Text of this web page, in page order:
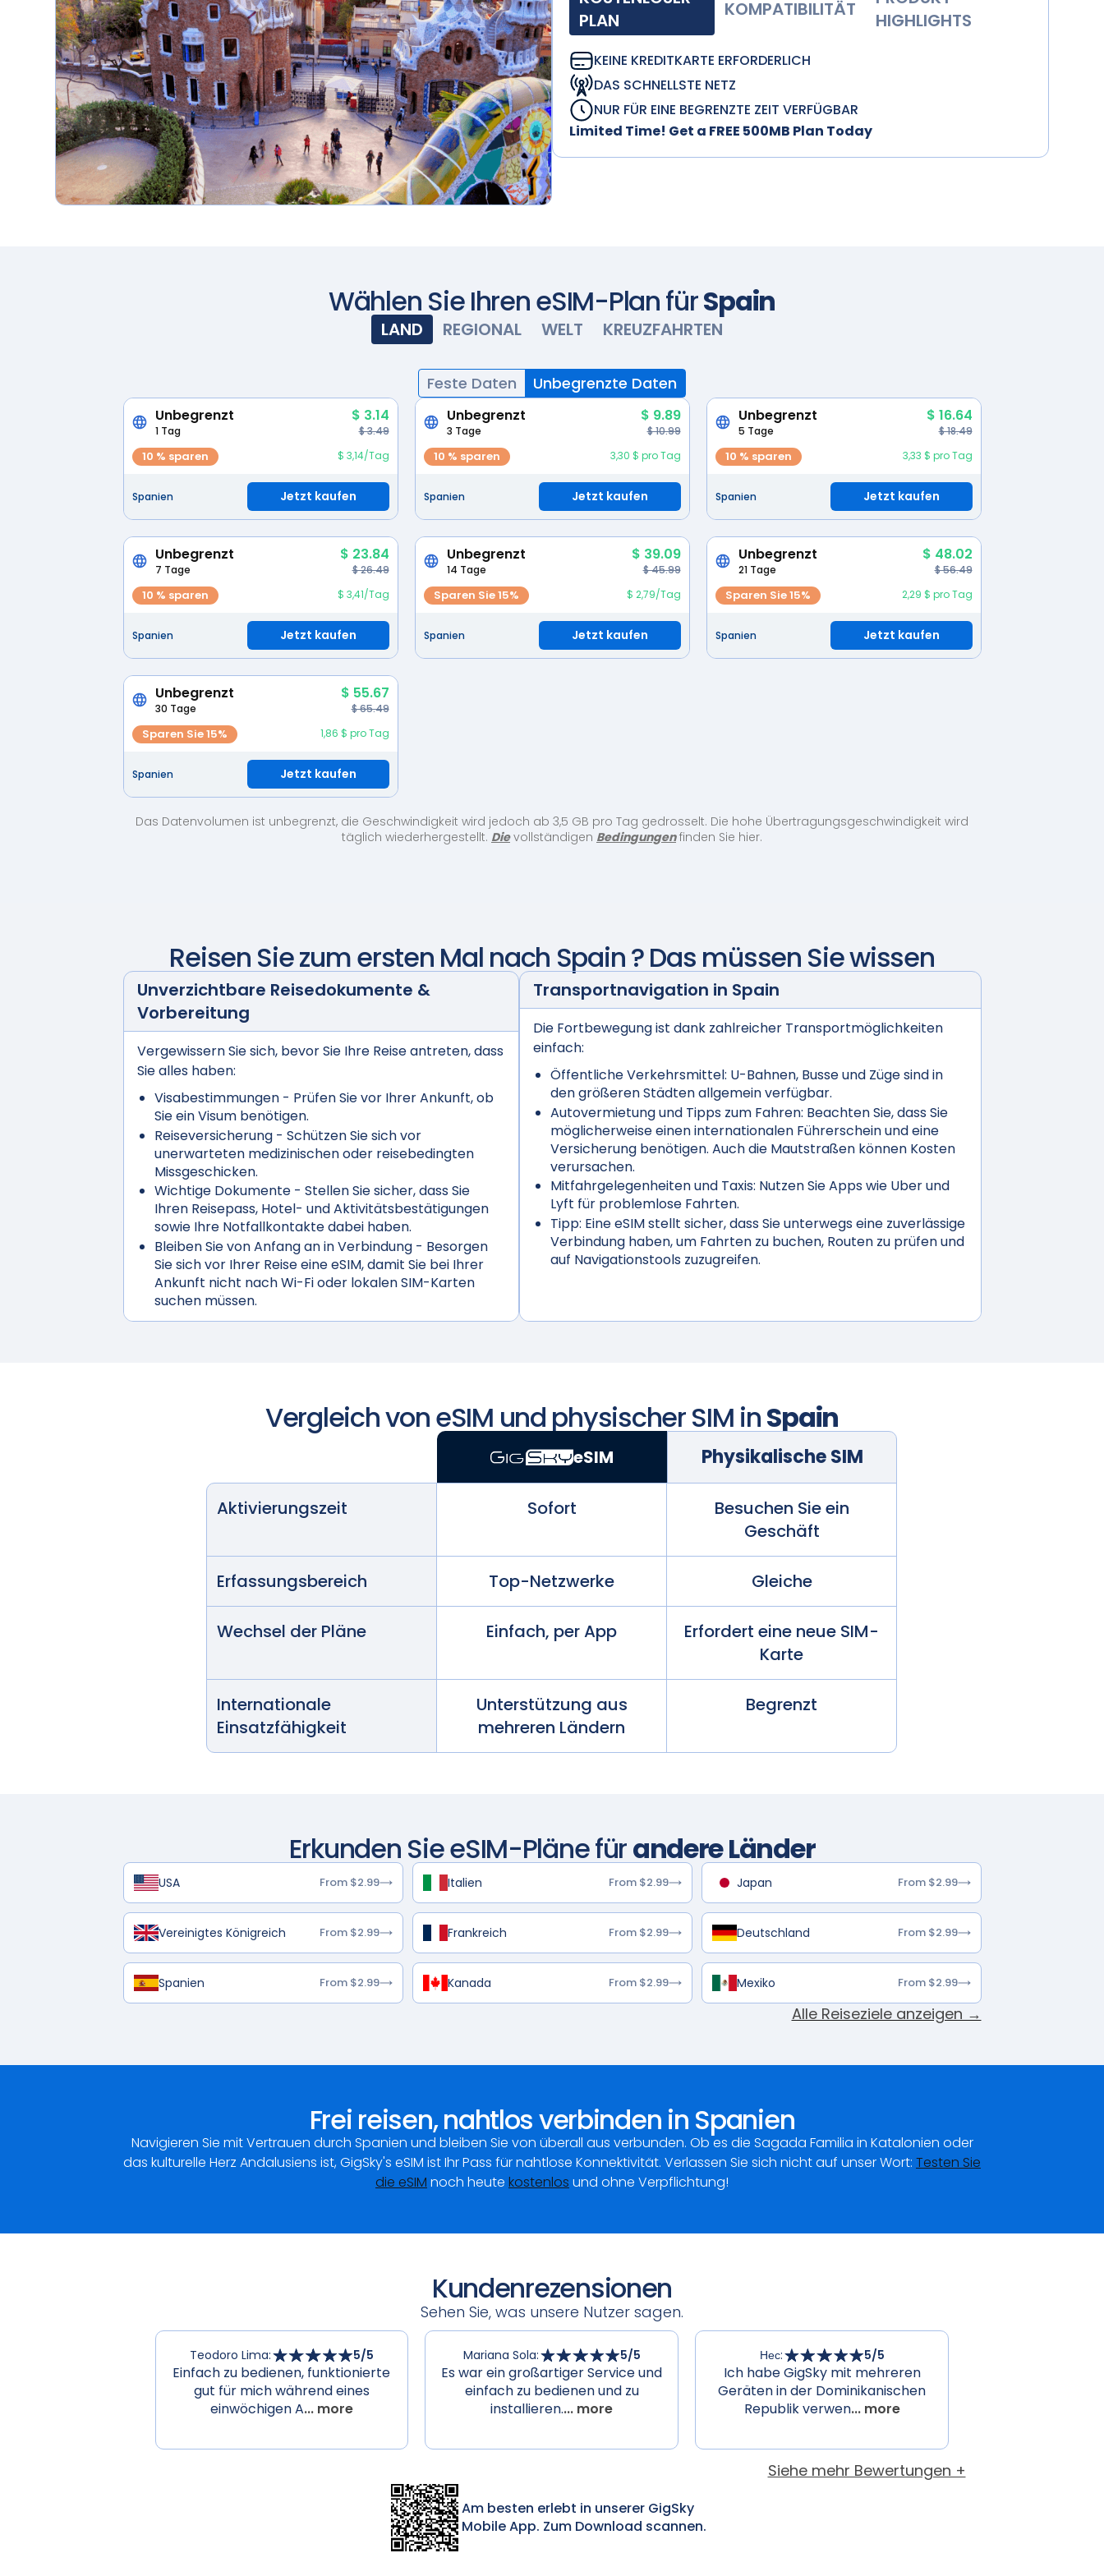
und zu Wasser
PLAN
KOMPATIBILITÄT
HIGHLIGHTS
KEINE KREDITKARTE ERFORDERLICH
DAS SCHNELLSTE NETZ
NUR FÜR EINE BEGRENZTE ZEIT VERFÜGBAR
Limited Time! Get a FREE 500MB Plan Today
Wählen Sie Ihren eSIM-Plan fürSpain
LAND REGIONAL WELT KREUZFAHRTEN
Feste Daten Unbegrenzte Daten
Unbegrenzt $ 3.14
1 Tag $ 3.49
10 % sparen $ 3,14/Tag
Spanien Jetzt kaufen
Unbegrenzt $ 9.89
3 Tage $ 10.99
10 % sparen 3,30 $ pro Tag
Spanien Jetzt kaufen
Unbegrenzt $ 16.64
5 Tage $ 18.49
10 % sparen 3,33 $ pro Tag
Spanien Jetzt kaufen
Unbegrenzt $ 23.84
7 Tage $ 26.49
10 % sparen $ 3,41/Tag
Spanien Jetzt kaufen
Unbegrenzt $ 39.09
14 Tage $ 45.99
Sparen Sie 15% $ 2,79/Tag
Spanien Jetzt kaufen
Unbegrenzt $ 48.02
21 Tage $ 56.49
Sparen Sie 15% 2,29 $ pro Tag
Spanien Jetzt kaufen
Unbegrenzt $ 55.67
30 Tage $ 65.49
Sparen Sie 15% 1,86 $ pro Tag
Spanien Jetzt kaufen
Das Datenvolumen ist unbegrenzt, die Geschwindigkeit wird jedoch ab 3,5 GB pro Tag gedrosselt. Die hohe Übertragungsgeschwindigkeit wird
täglich wiederhergestellt. Dievollständigen Bedingungenfinden Sie hier.
Reisen Sie zum ersten Mal nach Spain? Das müssen Sie wissen
Unverzichtbare Reisedokumente &
Vorbereitung
Vergewissern Sie sich, bevor Sie Ihre Reise antreten, dass
Sie alles haben:
Visabestimmungen- Prüfen Sie vor Ihrer Ankunft, ob
Sie ein Visum benötigen.
Reiseversicherung- Schützen Sie sich vor
unerwarteten medizinischen oder reisebedingten
Missgeschicken.
Wichtige Dokumente- Stellen Sie sicher, dass Sie
Ihren Reisepass, Hotel- und Aktivitätsbestätigungen
sowie Ihre Notfallkontakte dabei haben.
Bleiben Sie von Anfang an in Verbindung- Besorgen
Sie sich vor Ihrer Reise eine eSIM, damit Sie bei Ihrer
Ankunft nicht nach Wi-Fi oder lokalen SIM-Karten
suchen müssen.
Transportnavigation in Spain
Die Fortbewegung ist dank zahlreicher Transportmöglichkeiten
einfach:
Öffentliche Verkehrsmittel: U-Bahnen, Busse und Züge sind in
den größeren Städten allgemein verfügbar.
Autovermietung und Tipps zum Fahren: Beachten Sie, dass Sie
möglicherweise einen internationalen Führerschein und eine
Versicherung benötigen. Auch die Mautstraßen können Kosten
verursachen.
Mitfahrgelegenheiten und Taxis: Nutzen Sie Apps wie Uber und
Lyft für problemlose Fahrten.
Tipp: Eine eSIM stellt sicher, dass Sie unterwegs eine zuverlässige
Verbindung haben, um Fahrten zu buchen, Routen zu prüfen und
auf Navigationstools zuzugreifen.
Vergleich von eSIM und physischer SIM inSpain
eSIM Physikalische SIM
Aktivierungszeit Sofort
Besuchen Sie ein
Geschäft
Erfassungsbereich Top-Netzwerke Gleiche
Wechsel der Pläne Einfach, per App
Erfordert eine neue SIM-
Karte
Internationale
Einsatzfähigkeit
Unterstützung aus
mehreren Ländern
Begrenzt
Erkunden Sie eSIM-Pläne fürandere Länder
USA From $2.99 Italien From $2.99 Japan From $2.99
Vereinigtes Königreich From $2.99 Frankreich From $2.99 Deutschland From $2.99
Spanien From $2.99 Kanada From $2.99 Mexiko From $2.99
Alle Reiseziele anzeigen →
Frei reisen, nahtlos verbinden in Spanien
Navigieren Sie mit Vertrauen durch Spanien und bleiben Sie von überall aus verbunden. Ob es die Sagada Familia in Katalonien oder
das kulturelle Herz Andalusiens ist, GigSky's eSIM ist Ihr Pass für nahtlose Konnektivität. Verlassen Sie sich nicht auf unser Wort: Testen Sie
die eSIM noch heute kostenlos und ohne Verpflichtung!
Kundenrezensionen
Sehen Sie, was unsere Nutzer sagen.
Teodoro Lima: 5/5
Einfach zu bedienen, funktionierte
gut für mich während eines
einwöchigen A... more
Mariana Sola: 5/5
Es war ein großartiger Service und
einfach zu bedienen und zu
installieren.... more
Нес: 5/5
Ich habe GigSky mit mehreren
Geräten in der Dominikanischen
Republik verwen... more
Siehe mehr Bewertungen +
Am besten erlebt in unserer GigSky
Mobile App. Zum Download scannen.